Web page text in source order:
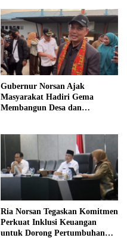
Gubernur Norsan Ajak
Masyarakat Hadiri Gema
Membangun Desa dan
Ria Norsan Tegaskan Komitmen
Perkuat Inklusi Keuangan
untuk Dorong Pertumbuhan